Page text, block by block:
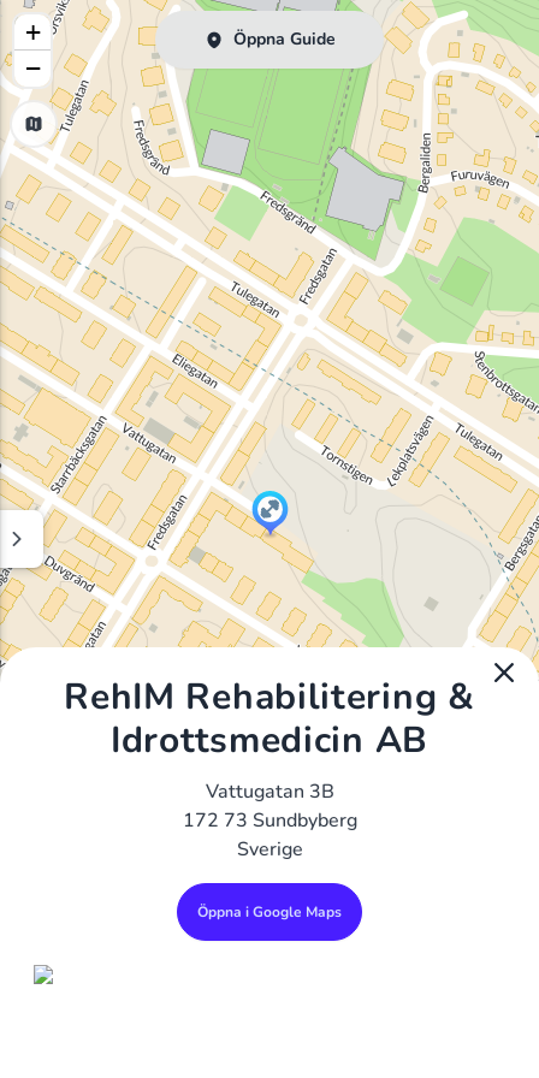
Öppna Guide
+
−
RehIM Rehabilitering &
Idrottsmedicin AB
Vattugatan 3B
172 73 Sundbyberg
Sverige
Öppna i Google Maps